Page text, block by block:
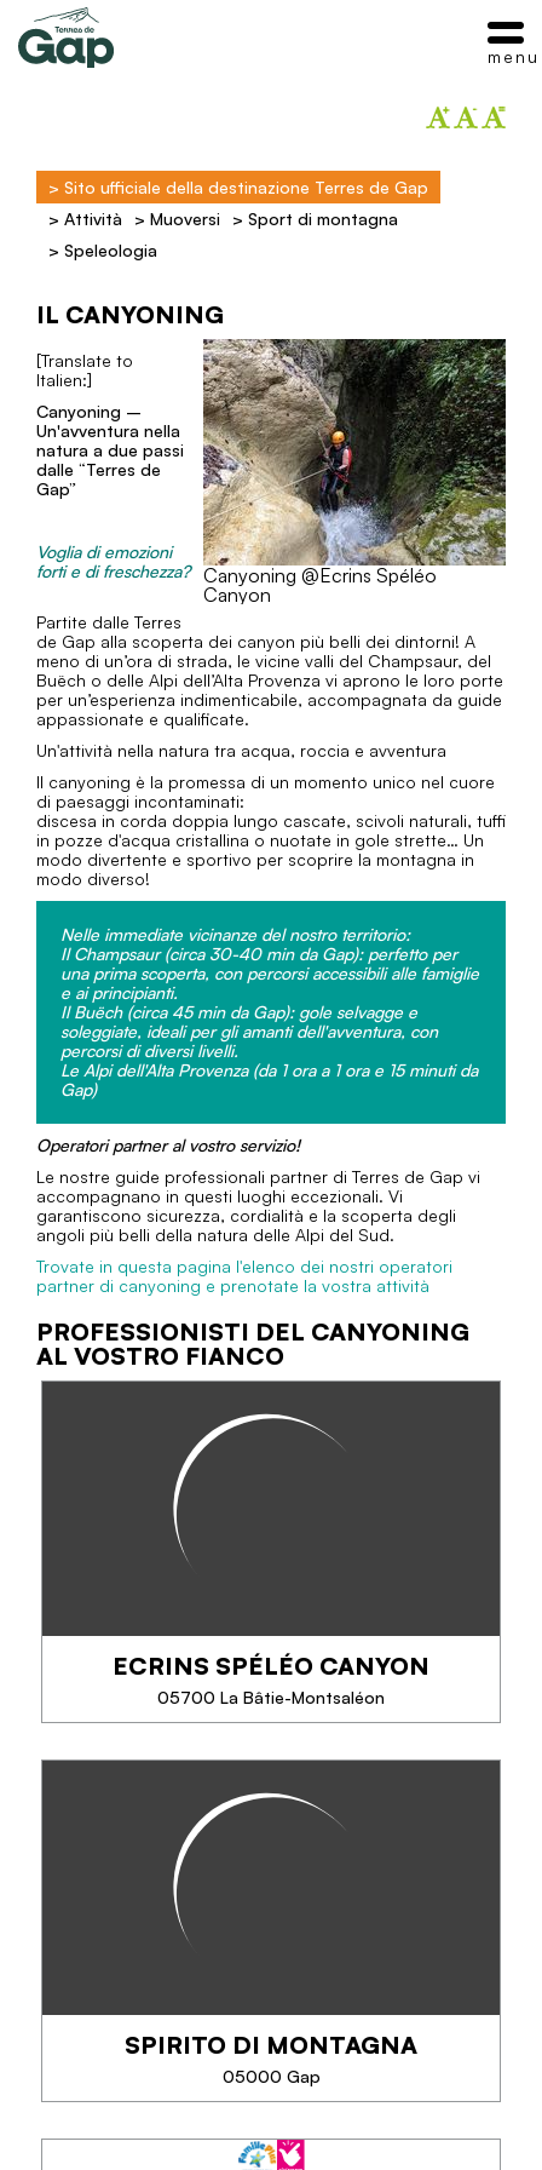
> Sito ufficiale della destinazione Terres de Gap
> Attività > Muoversi > Sport di montagna
> Speleologia
IL CANYONING
Canyoning @Ecrins Spéléo
Canyon
[Translate to
Italien:]
Canyoning –
Un'avventura nella
natura a due passi
dalle “Terres de
Gap”
Voglia di emozioni
forti e di freschezza?
Partite dalle Terres
de Gap alla scoperta dei canyon più belli dei dintorni! A
meno di un’ora di strada, le vicine valli del Champsaur, del
Buëch o delle Alpi dell’Alta Provenza vi aprono le loro porte
per un’esperienza indimenticabile, accompagnata da guide
appassionate e qualificate.
Un'attività nella natura tra acqua, roccia e avventura
Il canyoning è la promessa di un momento unico nel cuore
di paesaggi incontaminati:
discesa in corda doppia lungo cascate, scivoli naturali, tuffi
in pozze d'acqua cristallina o nuotate in gole strette… Un
modo divertente e sportivo per scoprire la montagna in
modo diverso!
Nelle immediate vicinanze del nostro territorio:
Il Champsaur (circa 30-40 min da Gap): perfetto per
una prima scoperta, con percorsi accessibili alle famiglie
e ai principianti.
Il Buëch (circa 45 min da Gap): gole selvagge e
soleggiate, ideali per gli amanti dell'avventura, con
percorsi di diversi livelli.
Le Alpi dell'Alta Provenza (da 1 ora a 1 ora e 15 minuti da
Gap)
Operatori partner al vostro servizio!
Le nostre guide professionali partner di Terres de Gap vi
accompagnano in questi luoghi eccezionali. Vi
garantiscono sicurezza, cordialità e la scoperta degli
angoli più belli della natura delle Alpi del Sud.
Trovate in questa pagina l'elenco dei nostri operatori
partner di canyoning e prenotate la vostra attività
PROFESSIONISTI DEL CANYONING
AL VOSTRO FIANCO
ECRINS SPÉLÉO CANYON
05700 La Bâtie-Montsaléon
ECRINS SPÉLÉO CANYON
Idéalement situés entre le massif des Écrins et celui
du Dévoluy, proches de Gap, nous vous invitons à
une expérience inoubliable de découverte de la
spéléologie et du canyoning, dans des...
TELEFONO
SAPERNE DI PIÙ
SPIRITO DI MONTAGNA
05000 Gap
SPIRITO DI MONTAGNA
menu